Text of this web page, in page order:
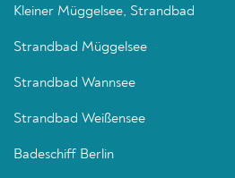
Kleiner Müggelsee, Strandbad
Strandbad Müggelsee
Strandbad Wannsee
Strandbad Weißensee
Badeschiff Berlin